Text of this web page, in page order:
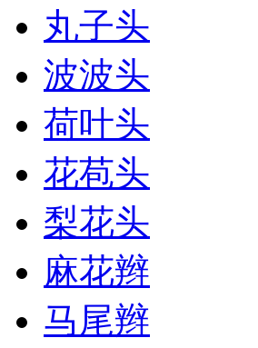
丸子头
波波头
荷叶头
花苞头
梨花头
麻花辫
马尾辫